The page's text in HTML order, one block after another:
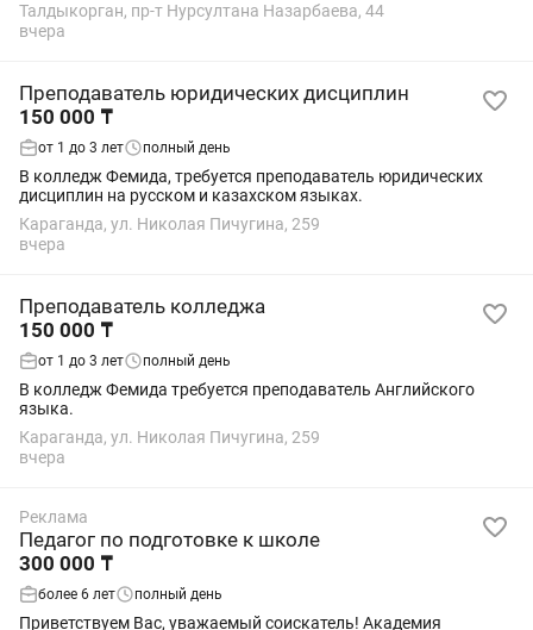
Талдыкорган, пр-т Нурсултана Назарбаева, 44
вчера
Преподаватель юридических дисциплин
150 000 ₸
от 1 до 3 лет полный день
В колледж Фемида, требуется преподаватель юридических
дисциплин на русском и казахском языках.
Караганда, ул. Николая Пичугина, 259
вчера
Преподаватель колледжа
150 000 ₸
от 1 до 3 лет полный день
В колледж Фемида требуется преподаватель Английского
языка.
Караганда, ул. Николая Пичугина, 259
вчера
Реклама
Педагог по подготовке к школе
300 000 ₸
более 6 лет полный день
Приветствуем Вас, уважаемый соискатель! Академия